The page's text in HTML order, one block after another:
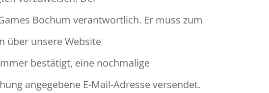
Bochum verantwortlich. Er muss zum
über unsere Website
bestätigt, eine nochmalige
angegebene E-Mail-Adresse versendet.